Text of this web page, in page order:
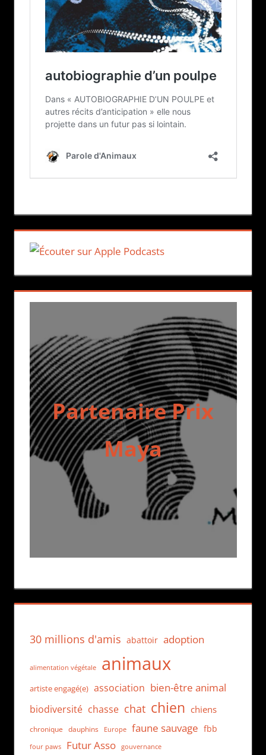
Partenaire Prix
Maya
30 millions d'amis abattoir adoption
alimentation végétale animaux
artiste engagé(e) association bien-être animal
biodiversité chasse chat chien chiens
chronique dauphins Europe faune sauvage fbb
four paws Futur Asso gouvernance